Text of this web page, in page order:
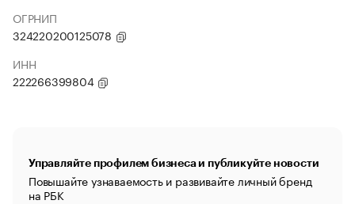
ОГРНИП
324220200125078
ИНН
222266399804
Управляйте профилем бизнеса и публикуйте новости
Повышайте узнаваемость и развивайте личный бренд
на РБК